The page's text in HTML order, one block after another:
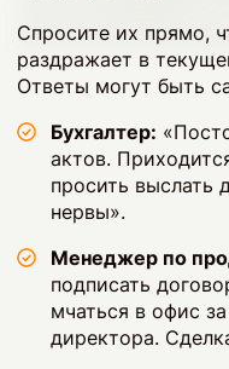
Спросите их прямо,
раздражает в
Ответы могут быть
Бухгалтер:
актов.
просить выслать
нервы».
Менеджер по
подписать
мчаться в офис
директора.